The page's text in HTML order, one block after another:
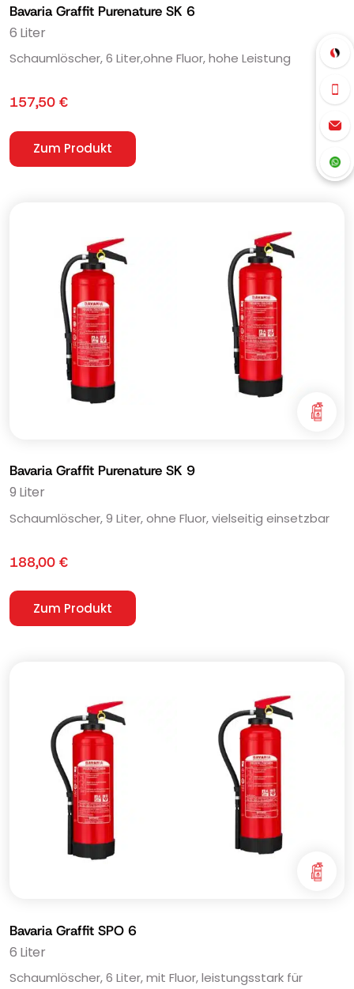
Bavaria Graffit Purenature SK 6
6 Liter
Schaumlöscher, 6 Liter,ohne Fluor, hohe Leistung
157,50 €
Zum Produkt
Bavaria Graffit Purenature SK 9
9 Liter
Schaumlöscher, 9 Liter, ohne Fluor, vielseitig einsetzbar
188,00 €
Zum Produkt
Bavaria Graffit SPO 6
6 Liter
Schaumlöscher, 6 Liter, mit Fluor, leistungsstark für